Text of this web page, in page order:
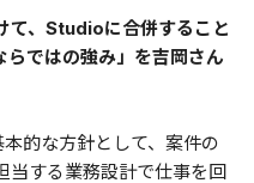
、Studioに合併すること
ではの強み」を吉岡さん
的な方針として、案件の
当する業務設計で仕事を回